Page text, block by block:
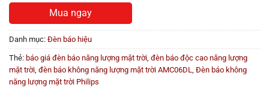
Mua ngay
Danh mục: Đèn báo hiệu
Thẻ: báo giá đèn báo năng lượng mặt trời đèn báo độc cao năng lượng
mặt trời đèn báo không năng lượng mặt trời AMC06DL
Đèn báo không
năng lượng mặt trời Philips